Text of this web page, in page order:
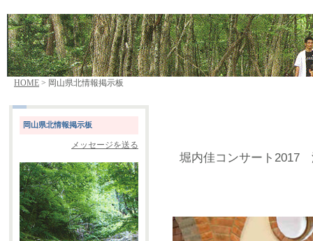
HOME > 岡山県北情報掲示板
岡山県北情報掲示板
メッセージを送る
堀内佳コンサート2017